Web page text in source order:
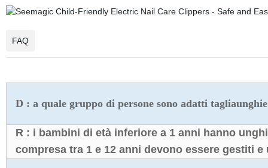
FAQ
D : a quale gruppo di persone sono adatti
R : i bambini di età inferiore a 1 anni hanno
compresa tra 1 e 12 anni devono essere gestiti